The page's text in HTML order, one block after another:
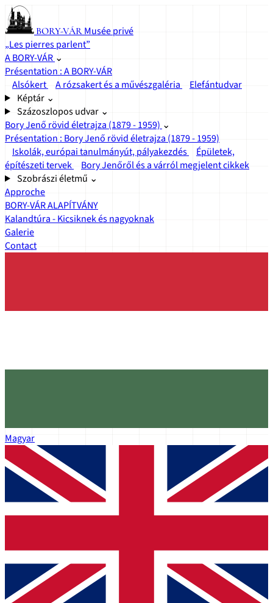
BORY-VÁR Musée privé
„Les pierres parlent”
A BORY-VÁR ⌄
Présentation : A BORY-VÁR
Alsókert
A rózsakert és a művészgaléria
Elefántudvar
Képtár ⌄
Százoszlopos udvar ⌄
Bory Jenő rövid életrajza (1879 - 1959) ⌄
Présentation : Bory Jenő rövid életrajza (1879 - 1959)
Iskolák, európai tanulmányút, pályakezdés
Épületek,
építészeti tervek
Bory Jenőről és a várról megjelent cikkek
Szobrászi életmű ⌄
Approche
BORY-VÁR ALAPÍTVÁNY
Kalandtúra - Kicsiknek és nagyoknak
Galerie
Contact
Magyar